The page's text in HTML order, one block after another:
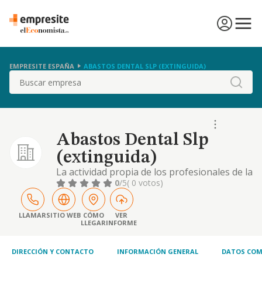
EMPRESITE ESPAÑA ABASTOS DENTAL SLP (EXTINGUIDA)
Buscar
Abastos Dental Slp
(extinguida)
La actividad propia de los profesionales de la
odontologia y estomatologia.
0/5( 0 votos)
LLAMARSITIO WEB CÓMO
LLEGAR
VER
INFORME
DIRECCIÓN Y CONTACTO INFORMACIÓN GENERAL DATOS